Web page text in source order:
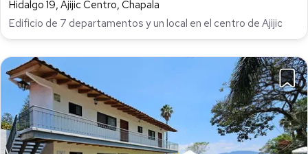
Hidalgo 19, Ajijic Centro, Chapala
Edificio de 7 departamentos y un local en el centro de Ajijic